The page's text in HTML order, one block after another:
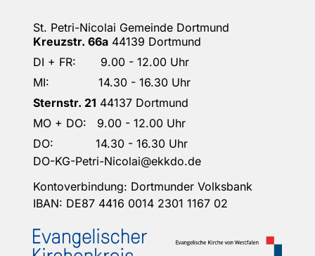
St. Petri-Nicolai Gemeinde Dortmund
Kreuzstr. 66a 44139 Dortmund
DI + FR: 9.00 - 12.00 Uhr
MI: 14.30 - 16.30 Uhr
Sternstr. 21 44137 Dortmund
MO + DO: 9.00 - 12.00 Uhr
DO: 14.30 - 16.30 Uhr
DO-KG-Petri-Nicolai@ekkdo.de
Kontoverbindung: Dortmunder Volksbank
IBAN: DE87 4416 0014 2301 1167 02